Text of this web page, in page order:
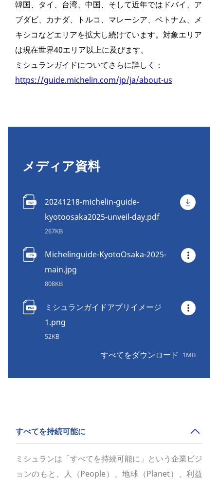
韓国、タイ、台湾、中国、そして近年ではドバイ、ア
ブダビ、カナダ、トルコ、マレーシア、ベトナム、メ
キシコなどエリアを拡大し続けています。対象エリア
は現在世界40エリア以上に及びます。
ミシュランガイドについてさらに詳しく：
https://guide.michelin.com/jp/ja/about-us
メディア資料
20241218-michelin-guide-
kyotoosaka2025-unveil-day.pdf
267KB
Michelinguide-KyotoOsaka-2025-
main.jpg
808KB
ミシュランガイドアプリイメージ
1.png
52KB
すべてをダウンロード 1MB
すべてを持続可能に
ミシュランは「すべてを持続可能に」という企業ビジ
ョンのもと、人（People）、地球（Planet）、利益